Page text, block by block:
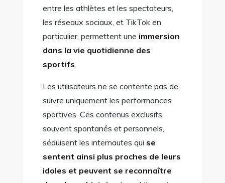
entre les athlètes et les spectateurs,
les réseaux sociaux, et TikTok en
particulier, permettent une immersion
dans la vie quotidienne des
sportifs.
Les utilisateurs ne se contente pas de
suivre uniquement les performances
sportives. Ces contenus exclusifs,
souvent spontanés et personnels,
séduisent les internautes qui se
sentent ainsi plus proches de leurs
idoles et peuvent se reconnaître